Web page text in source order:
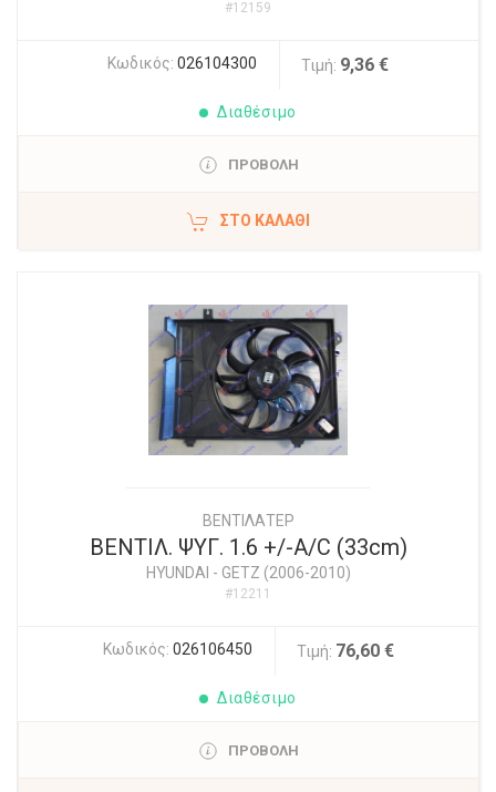
#12159
Κωδικός: 026104300 Τιμή: 9,36 €
Διαθέσιμο
ΠΡΟΒΟΛΗ
ΣΤΟ ΚΑΛΆΘΙ
ΒΕΝΤΙΛΑΤΕΡ
ΒΕΝΤΙΛ. ΨΥΓ. 1.6 +/-Α/C (33cm)
HYUNDAI - GETZ (2006-2010)
#12211
Κωδικός: 026106450 Τιμή: 76,60 €
Διαθέσιμο
ΠΡΟΒΟΛΗ